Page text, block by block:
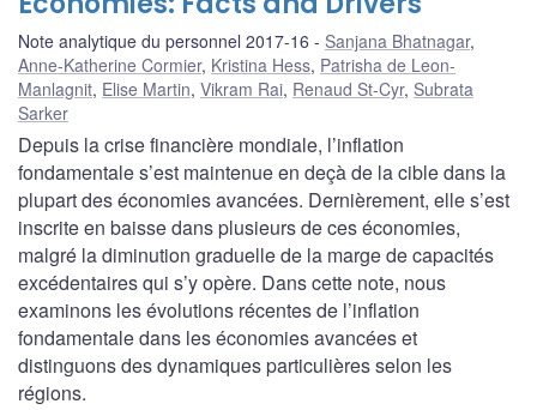
Note analytique du personnel 2017-16 Sanjana Bhatnagar,
Anne-Katherine Cormier, Kristina Hess, Patrisha de Leon-
Manlagnit, Elise Martin, Vikram Rai, Renaud St-Cyr, Subrata
Sarker
Depuis la crise financière mondiale, l’inflation
fondamentale s’est maintenue en deçà de la cible dans la
plupart des économies avancées. Dernièrement, elle s’est
inscrite en baisse dans plusieurs de ces économies,
malgré la diminution graduelle de la marge de capacités
excédentaires qui s’y opère. Dans cette note, nous
examinons les évolutions récentes de l’inflation
fondamentale dans les économies avancées et
distinguons des dynamiques particulières selon les
régions.